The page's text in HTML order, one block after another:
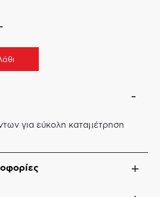
για εύκολη καταμέτρηση